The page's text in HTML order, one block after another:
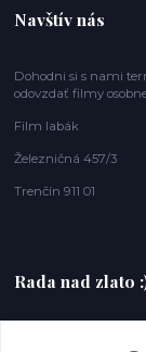
Navštív nás
Dohodni si s nami
odovzdať filmy
Film labák
Železničná 457/3
Trenčín 911 01
Rada nad zlato